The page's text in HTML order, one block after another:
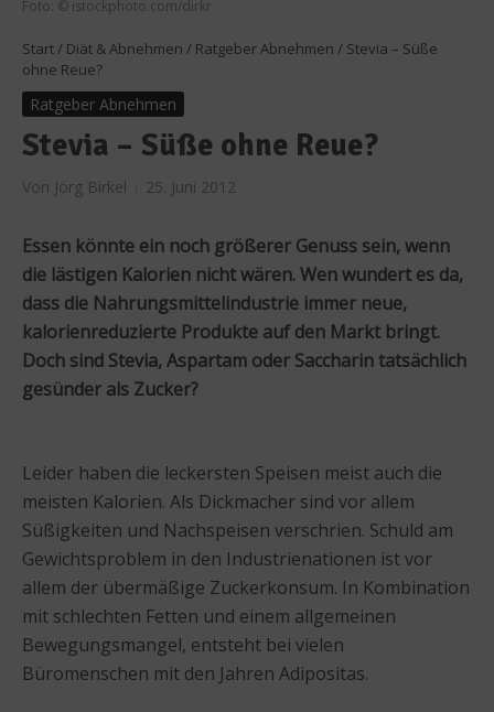
Foto: © istockphoto.com/dirkr
Start / Diät & Abnehmen / Ratgeber Abnehmen / Stevia – Süße
ohne Reue?
Ratgeber Abnehmen
Stevia – Süße ohne Reue?
Von Jörg Birkel 25. Juni 2012
Essen könnte ein noch größerer Genuss sein, wenn
die lästigen Kalorien nicht wären. Wen wundert es da,
dass die Nahrungsmittelindustrie immer neue,
kalorienreduzierte Produkte auf den Markt bringt.
Doch sind Stevia, Aspartam oder Saccharin tatsächlich
gesünder als Zucker?
Leider haben die leckersten Speisen meist auch die
meisten Kalorien. Als Dickmacher sind vor allem
Süßigkeiten und Nachspeisen verschrien. Schuld am
Gewichtsproblem in den Industrienationen ist vor
allem der übermäßige Zuckerkonsum. In Kombination
mit schlechten Fetten und einem allgemeinen
Bewegungsmangel, entsteht bei vielen
Büromenschen mit den Jahren Adipositas.